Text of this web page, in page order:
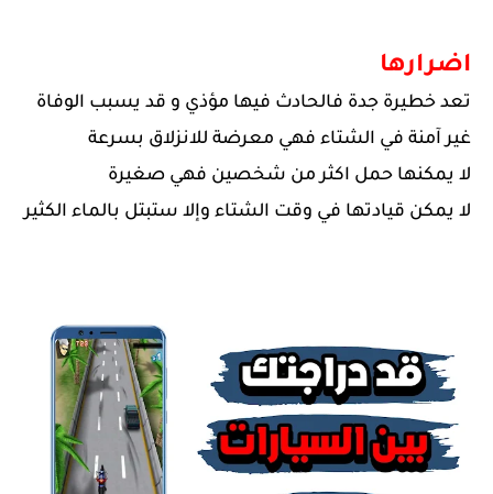
اضرارها
تعد خطيرة جدة فالحادث فيها مؤذي و قد يسبب الوفاة
غير آمنة في الشتاء فهي معرضة للانزلاق بسرعة
لا يمكنها حمل اكثر من شخصين فهي صغيرة
لا يمكن قيادتها في وقت الشتاء وإلا ستبتل بالماء الكثير